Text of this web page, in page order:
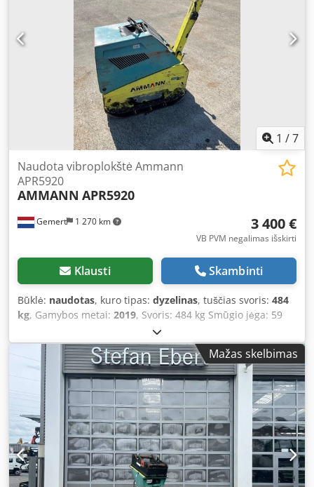
1 /7
Gemert 1 270 km
Naudota vibroplokštė Ammann
APR5920
AMMANN APR5920
3 400 €
VB PVM negalimas išskirti
Klausti Skambinti
Būklė: naudotas, kuro tipas: dyzelinas, tuščias svoris: 484
kg, Gamybos metai: 2019, Svoris: 484 kg Smūgio jėga: 59
kN Dyzelinis variklis, 1 cilindras, „Hatz“ (1b40) Dkedpfjxw H
Hcjx Aa Esr Važiavimas į priekį/atgal. Elektrinis užvedimas.
Plokštės plotis: 60 cm Kaina už vienetą: 3 400 € (be PVM)
Turime sandėlyje!
Mažas skelbimas